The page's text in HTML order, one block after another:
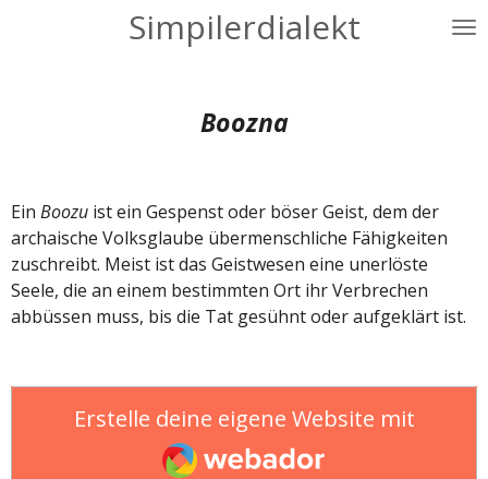
Simpilerdialekt
Boozna
Ein Boozu ist ein Gespenst oder böser Geist, dem der
archaische Volksglaube übermenschliche Fähigkeiten
zuschreibt. Meist ist das Geistwesen eine unerlöste
Seele, die an einem bestimmten Ort ihr Verbrechen
abbüssen muss, bis die Tat gesühnt oder aufgeklärt ist.
Erstelle deine eigene Website mit
Webador